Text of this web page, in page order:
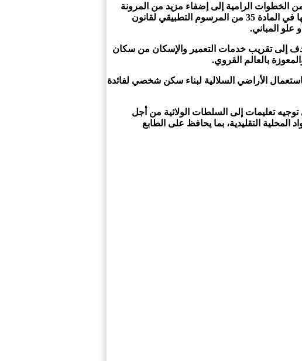
الرامية إلى إضفاء مزيد من المرونة
على مساطر البناء بالوسط القروي، من بينها تفعيل اللجان الإدارية الخاصة بالاستثناءات المنصوص عليها في المادة 35 من المرسوم التطبيقي لقانون
علو المباني.
إلى تقريب خدمات التعمير والإسكان من سكان
بالعالم القروي.
الأراضي السلالية لبناء سكن شخصي لفائدة
تعليمات إلى السلطات الولائية من أجل
التقليدية، بما يحافظ على الطابع